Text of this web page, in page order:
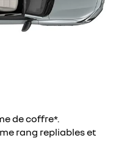
de coffre*.
rang repliables et